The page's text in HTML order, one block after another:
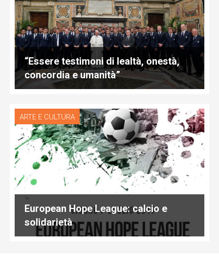
“Essere testimoni di lealtà, onestà,
concordia e umanità”
ARTE E CULTURA
European Hope League: calcio e
solidarietà